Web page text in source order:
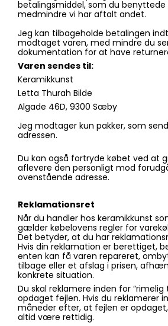
betalingsmiddel, som du benyttede
medmindre vi har aftalt andet.
Jeg kan tilbageholde betalingen
modtaget varen, med mindre du
dokumentation for at have
Varen sendes til:
Keramikkunst
Letta Thurah Bilde
Algade 46D, 9300 Sæby
Jeg modtager kun pakker, som
adressen.
Du kan også fortryde købet ved at
aflevere den personligt mod
ovenstående adresse.
Reklamationsret
Når du handler hos keramikkunst
gælder købelovens regler for
Det betyder, at du har
Hvis din reklamation er berettiget,
enten kan få varen repareret,
tilbage eller et afslag i prisen,
konkrete situation.
Du skal reklamere inden for
opdaget fejlen. Hvis du reklamerer
måneder efter, at fejlen er
altid være rettidig.